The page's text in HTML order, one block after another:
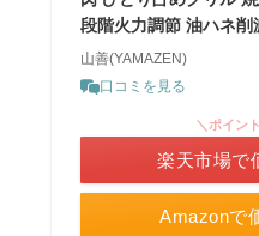
段階火力調節 油ハネ
山善(YAMAZEN)
口コミを見る
Amazonで
＼ポイン
楽天市場で